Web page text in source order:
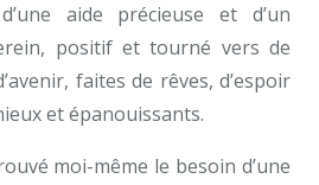
aide précieuse et d’un
positif et tourné vers de
faites de rêves, d’espoir
et épanouissants.
moi-même le besoin d’une